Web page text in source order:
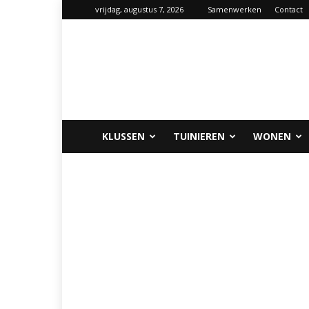
vrijdag, augustus 7, 2026 Samenwerken Contact
KLUSSEN TUINIEREN WONEN